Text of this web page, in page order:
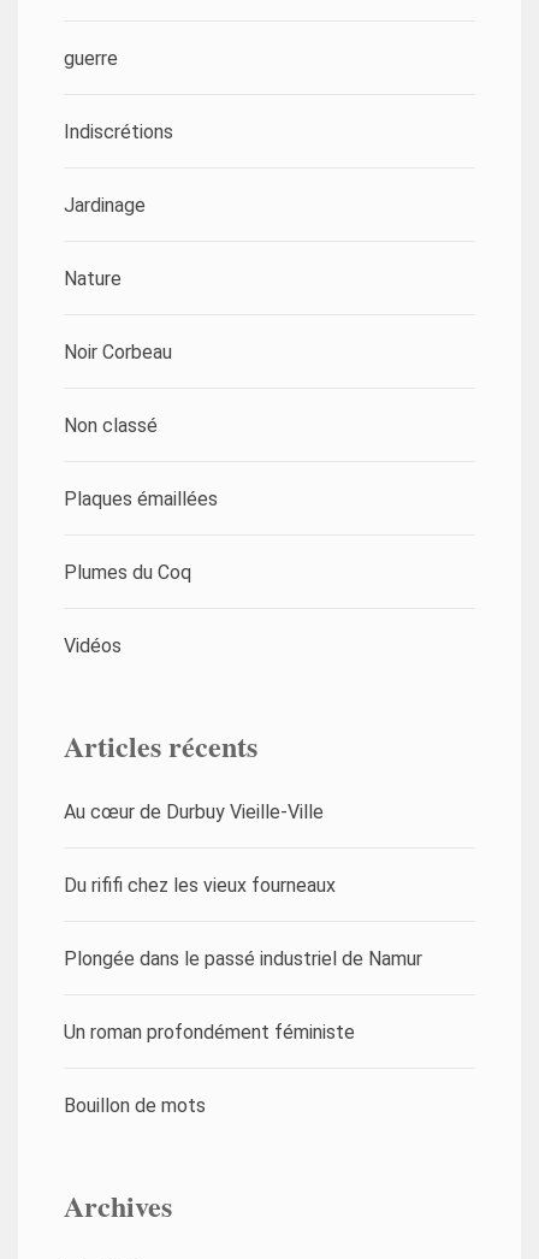
guerre
Indiscrétions
Jardinage
Nature
Noir Corbeau
Non classé
Plaques émaillées
Plumes du Coq
Vidéos
Articles récents
Au cœur de Durbuy Vieille-Ville
Du rififi chez les vieux fourneaux
Plongée dans le passé industriel de Namur
Un roman profondément féministe
Bouillon de mots
Archives